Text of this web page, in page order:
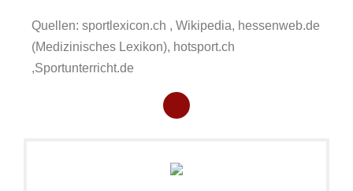
Quellen: sportlexicon.ch , Wikipedia, hessenweb.de
(Medizinisches Lexikon), hotsport.ch
,Sportunterricht.de